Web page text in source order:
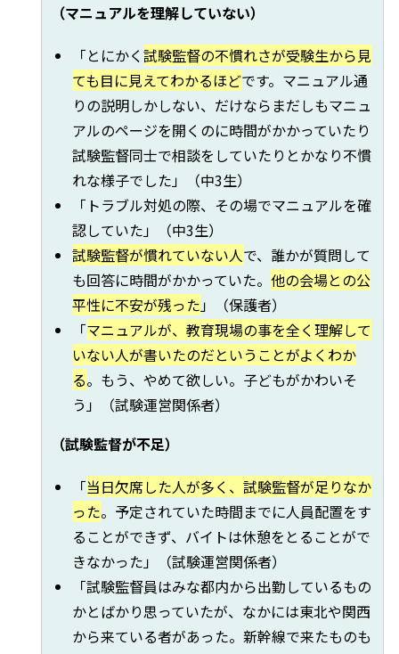
（マニュアルを理解していない）
「とにかく試験監督の不慣れさが受験生から見
ても目に見えてわかるほどです。マニュアル通
りの説明しかしない、だけならまだしもマニュ
アルのページを開くのに時間がかかっていたり
試験監督同士で相談をしていたりとかなり不慣
れな様子でした」（中3生）
「トラブル対処の際、その場でマニュアルを確
認していた」（中3生）
試験監督が慣れていない人で、誰かが質問して
も回答に時間がかかっていた。 他の会場との公
平性に不安が残った」（保護者）
「マニュアルが、教育現場の事を全く理解して
いない人が書いたのだということがよくわか
る。もう、やめて欲しい。子どもがかわいそ
う」（試験運営関係者）
（試験監督が不足）
「当日欠席した人が多く、試験監督が足りなか
った。予定されていた時間までに人員配置をす
ることができず、バイトは休憩をとることがで
きなかった」（試験運営関係者）
「試験監督員はみな都内から出勤しているもの
かとばかり思っていたが、なかには東北や関西
から来ている者があった。新幹線で来たものも